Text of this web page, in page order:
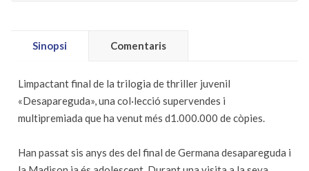
Sinopsi Comentaris
Limpactant final de la trilogia de thriller juvenil
«Desapareguda», una col·lecció supervendes i
multipremiada que ha venut més d1.000.000 de còpies.
Han passat sis anys des del final de Germana desapareguda i